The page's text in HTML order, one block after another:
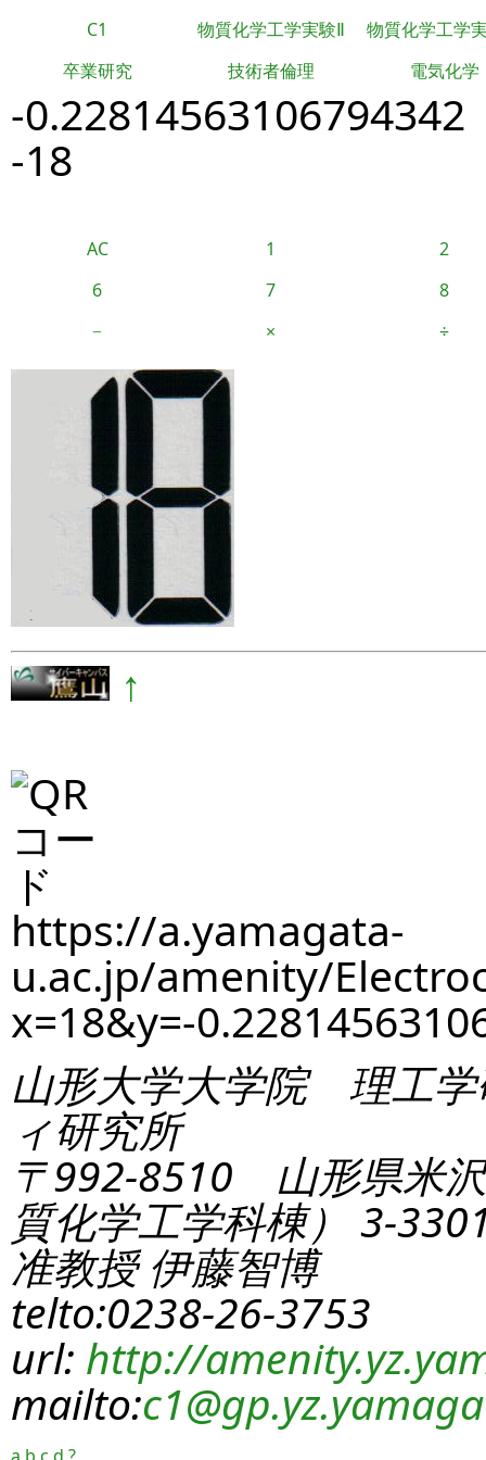
C1 物質化学工学実験Ⅱ
物質化学工学
卒業研究
技術者倫理 電気化学
-0.22814563106794342
-18
AC 1
2
6
7
8
−
× ÷
↑
https://a.yamagata-
u.ac.jp/amenity/
x=18&y=-
山形大学大学院 理工学
ィ研究所
〒992-8510 山形県米
質化学工学科棟） 3-
准教授 伊藤智博
telto:0238-26-3753
url: http://
mailto:c1